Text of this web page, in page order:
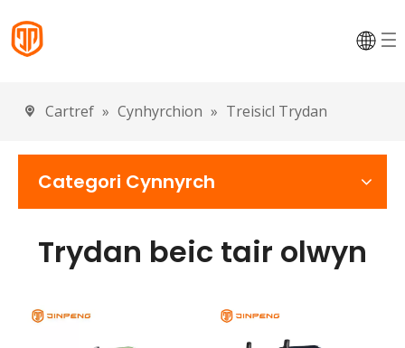
Cartref » Cynhyrchion » Treisicl Trydan
Trydan beic tair olwyn
Categori Cynnyrch